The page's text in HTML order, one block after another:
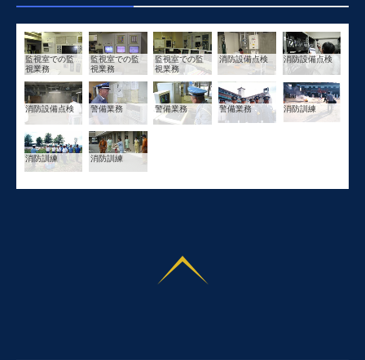
監視室での監
視業務
監視室での監
視業務
監視室での監
視業務
消防設備点検 消防設備点検
消防設備点検 警備業務 警備業務 警備業務 消防訓練
消防訓練 消防訓練